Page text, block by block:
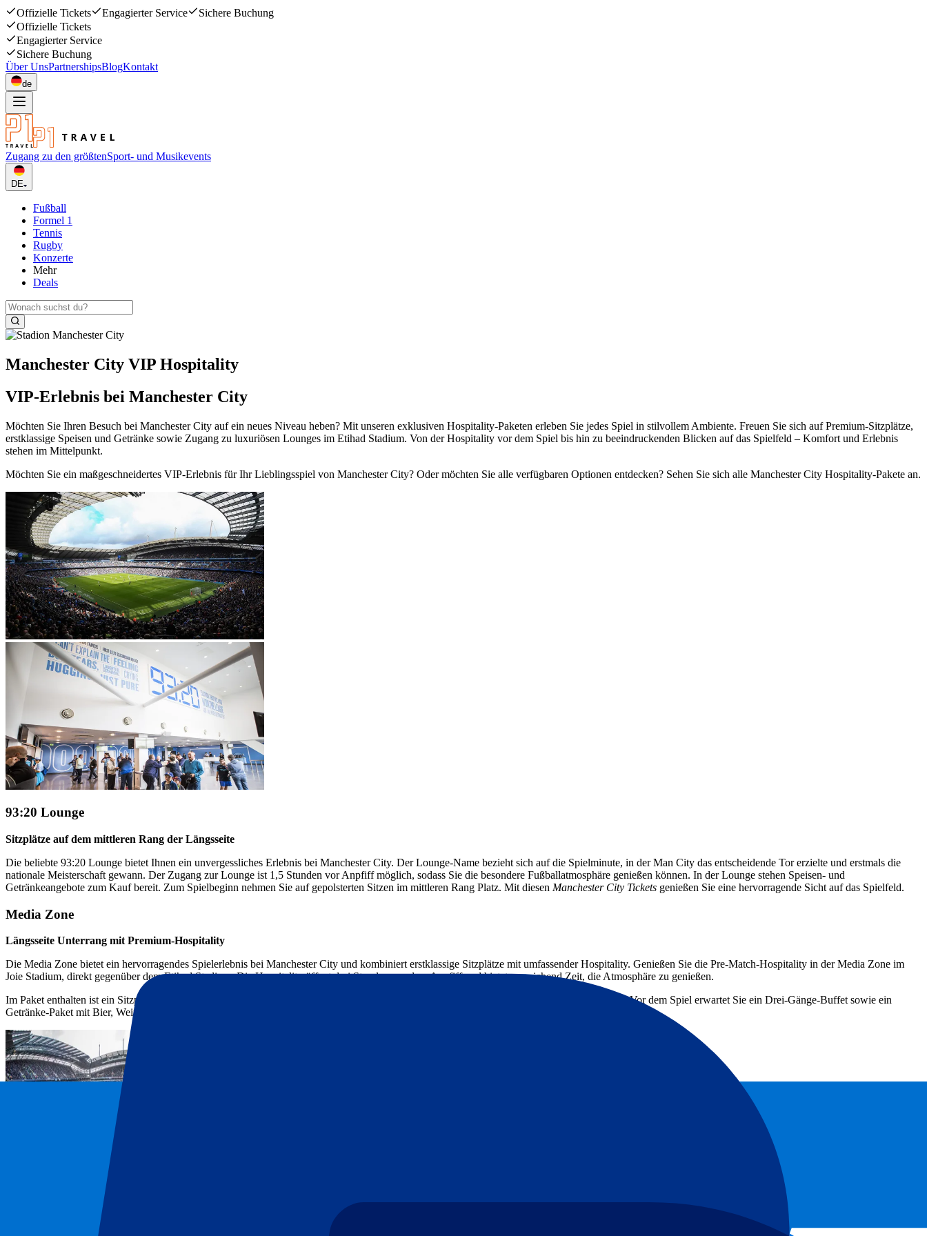
Offizielle Tickets Engagierter Service
Sichere Buchung
Offizielle Tickets
Engagierter Service
Sichere Buchung
Über UnsPartnershipsBlogKontakt
de
Zugang zu den größtenSport- und Musikevents
DE
Fußball
Formel 1
Tennis
Rugby
Konzerte
Mehr
Deals
Manchester City VIP Hospitality
VIP‑Erlebnis bei Manchester City
Möchten Sie Ihren Besuch bei Manchester City auf ein neues Niveau heben? Mit unseren exklusiven Hospitality‑Paketen erleben Sie jedes Spiel in stilvollem Ambiente. Freuen Sie sich auf Premium‑Sitzplätze,
erstklassige Speisen und Getränke sowie Zugang zu luxuriösen Lounges im Etihad Stadium. Von der Hospitality vor dem Spiel bis hin zu beeindruckenden Blicken auf das Spielfeld – Komfort und Erlebnis
stehen im Mittelpunkt.
Möchten Sie ein maßgeschneidertes VIP‑Erlebnis für Ihr Lieblingsspiel von Manchester City? Oder möchten Sie alle verfügbaren Optionen entdecken? Sehen Sie sich alle Manchester City Hospitality‑Pakete an.
93:20 Lounge
Sitzplätze auf dem mittleren Rang der Längsseite
Die beliebte 93:20 Lounge bietet Ihnen ein unvergessliches Erlebnis bei Manchester City. Der Lounge‑Name bezieht sich auf die Spielminute, in der Man City das entscheidende Tor erzielte und erstmals die
nationale Meisterschaft gewann. Der Zugang zur Lounge ist 1,5 Stunden vor Anpfiff möglich, sodass Sie die besondere Fußballatmosphäre genießen können. In der Lounge stehen Speisen‑ und
Getränkeangebote zum Kauf bereit. Zum Spielbeginn nehmen Sie auf gepolsterten Sitzen im mittleren Rang Platz. Mit diesen Manchester City Tickets genießen Sie eine hervorragende Sicht auf das Spielfeld.
Media Zone
Längsseite Unterrang mit Premium‑Hospitality
Die Media Zone bietet ein hervorragendes Spielerlebnis bei Manchester City und kombiniert erstklassige Sitzplätze mit umfassender Hospitality. Genießen Sie die Pre‑Match‑Hospitality in der Media Zone im
Joie Stadium, direkt gegenüber dem Etihad Stadium. Die Hospitality öffnet drei Stunden vor dem Anpfiff und bietet ausreichend Zeit, die Atmosphäre zu genießen.
Im Paket enthalten ist ein Sitzplatz auf der Längsseite im Unterrang in Block 9 (Reihe 5 oder höher) mit hervorragender Sicht auf das Spielfeld. Vor dem Spiel erwartet Sie ein Drei‑Gänge‑Buffet sowie ein
Getränke‑Paket mit Bier, Wein und Softdrinks. Zusätzlich erhalten Sie das offizielle Matchday‑Programm.